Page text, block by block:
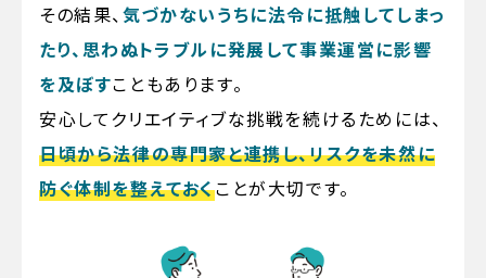
その結果、気づかないうちに法令に抵触してしまっ
たり、思わぬトラブルに発展して事業運営に影響
を及ぼすこともあります。
安心してクリエイティブな挑戦を続けるためには、
日頃から法律の専門家と連携し、リスクを未然に
防ぐ体制を整えておくことが大切です。